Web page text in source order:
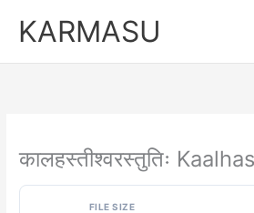
KARMASU
कालहस्तीश्वरस्तुतिः
FILE SIZE